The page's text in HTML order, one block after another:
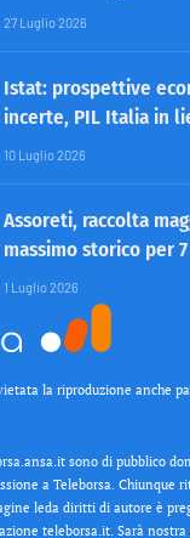
27 Luglio 2026
Istat: prospettive
incerte, PIL Italia in
10 Luglio 2026
Assoreti, raccolta
massimo storico per
1 Luglio 2026
la riproduzione anche
sono di pubblico
a Teleborsa. Chiunque
leda diritti di autore è
teleborsa.it. Sarà nostra